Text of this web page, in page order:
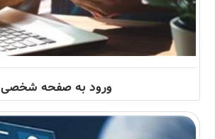
ورود به صفحه شخصی